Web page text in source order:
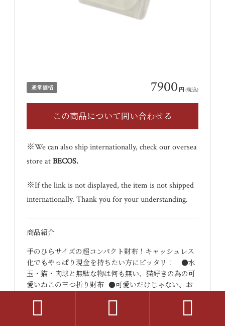
通常価格 7900 円(税込)
※We can also ship internationally, check our oversea
store atBECOS.
※If the link is not displayed, the item is not shipped
internationally. Thank you for your understanding.
商品紹介
手のひらサイズの超コンパクト財布！キャッシュレス
化でもやっぱり現金を持ちたい方にピッタリ！ ●水
玉・猫・肉球と無駄な物は何も無い、猫好きの為の可
愛いねこの三つ折り財布 ●可愛いだけじゃない、お
  